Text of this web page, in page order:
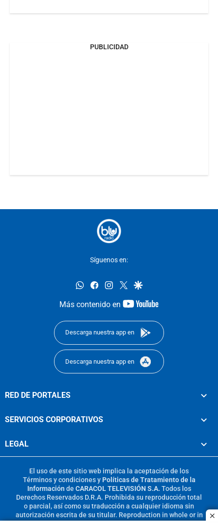
PUBLICIDAD
Síguenos en:
whatsappfacebookinstagram
twittergoogle
Más contenido en
youtube-
Descarga nuestra app en
Descarga nuestra app en
RED DE PORTALES
SERVICIOS CORPORATIVOS
LEGAL
El uso de este sitio web implica la aceptación de los
Términos y condicionesy Políticas de Tratamiento de la
Información de CARACOL TELEVISIÓN S.A. Todos los
Derechos Reservados D.R.A. Prohibida su reproducción total
o parcial, así como su traducción a cualquier idioma sin
autorización escrita de su titular. Reproduction in whole or in